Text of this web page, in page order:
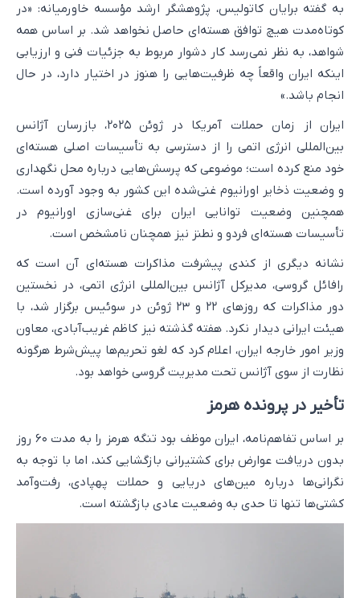
به گفته برایان کاتولیس، پژوهشگر ارشد مؤسسه خاورمیانه: «در
کوتاه‌مدت هیچ توافق هسته‌ای حاصل نخواهد شد. بر اساس همه
شواهد، به نظر نمی‌رسد کار دشوار مربوط به جزئیات فنی و ارزیابی
اینکه ایران واقعاً چه ظرفیت‌هایی را هنوز در اختیار دارد، در حال
انجام باشد.»
ایران از زمان حملات آمریکا در ژوئن ۲۰۲۵، بازرسان آژانس
بین‌المللی انرژی اتمی را از دسترسی به تأسیسات اصلی هسته‌ای
خود منع کرده است؛ موضوعی که پرسش‌هایی درباره محل نگهداری
و وضعیت ذخایر اورانیوم غنی‌شده این کشور به وجود آورده است.
همچنین وضعیت توانایی ایران برای غنی‌سازی اورانیوم در
تأسیسات هسته‌ای فردو و نطنز نیز همچنان نامشخص است.
نشانه دیگری از کندی پیشرفت مذاکرات هسته‌ای آن است که
رافائل گروسی، مدیرکل آژانس بین‌المللی انرژی اتمی، در نخستین
دور مذاکرات که روزهای ۲۲ و ۲۳ ژوئن در سوئیس برگزار شد، با
هیئت ایرانی دیدار نکرد. هفته گذشته نیز کاظم غریب‌آبادی، معاون
وزیر امور خارجه ایران، اعلام کرد که لغو تحریم‌ها پیش‌شرط هرگونه
نظارت از سوی آژانس تحت مدیریت گروسی خواهد بود.
تأخیر در پرونده هرمز
بر اساس تفاهم‌نامه، ایران موظف بود تنگه هرمز را به مدت ۶۰ روز
بدون دریافت عوارض برای کشتیرانی بازگشایی کند، اما با توجه به
نگرانی‌ها درباره مین‌های دریایی و حملات پهپادی، رفت‌وآمد
کشتی‌ها تنها تا حدی به وضعیت عادی بازگشته است.